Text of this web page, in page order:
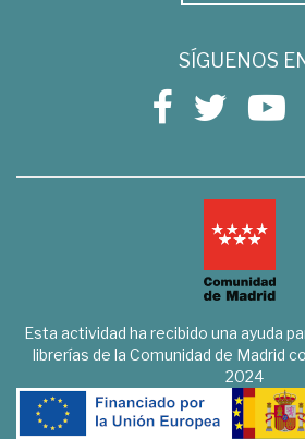
SÍGUENOS
Esta actividad ha recibido una ayuda
librerías de la Comunidad de Madrid
2024